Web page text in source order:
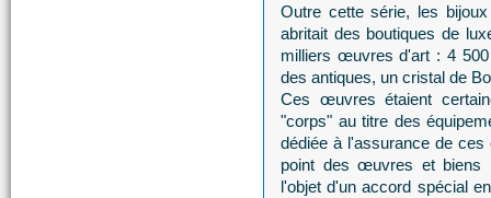
Outre cette série, les
abritait des boutiques de
milliers œuvres d'art : 4 500
des antiques, un cristal de
Ces œuvres étaient
"corps" au titre des
dédiée à l'assurance de
point des œuvres et biens
l'objet d'un accord spécial